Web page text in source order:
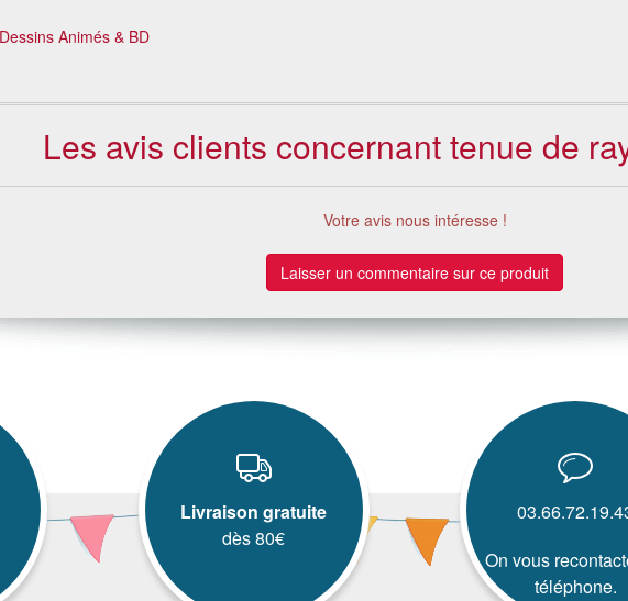
Dessins Animés & BD
Les avis clients concernant tenue de
Votre avis nous intéresse !
Laisser un commentaire sur ce produit
Livraison gratuite
dès 80€
On vous
téléphone.